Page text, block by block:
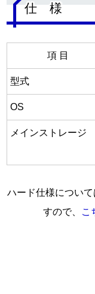
仕 様
項 目
型式
OS
メインストレージ
ハード仕様について
すので、
こ